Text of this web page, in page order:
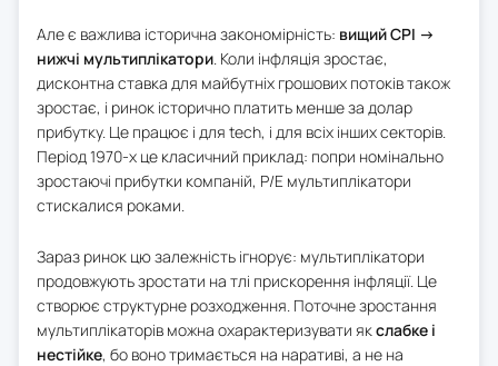
Але є важлива історична закономірність: вищий CPI →
нижчі мультиплікатори. Коли інфляція зростає,
дисконтна ставка для майбутніх грошових потоків також
зростає, і ринок історично платить менше за долар
прибутку. Це працює і для tech, і для всіх інших секторів.
Період 1970-х це класичний приклад: попри номінально
зростаючі прибутки компаній, P/E мультиплікатори
стискалися роками.
Зараз ринок цю залежність ігнорує: мультиплікатори
продовжують зростати на тлі прискорення інфляції. Це
створює структурне розходження. Поточне зростання
мультиплікаторів можна охарактеризувати якслабке і
нестійке, бо воно тримається на наративі, а не на